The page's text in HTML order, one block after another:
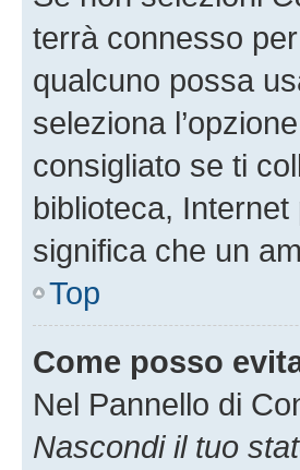
terrà connesso
qualcuno possa
seleziona
consigliato se ti
biblioteca,
significa che un
Top
Come posso
Nel Pannello di
Nascondi il tuo